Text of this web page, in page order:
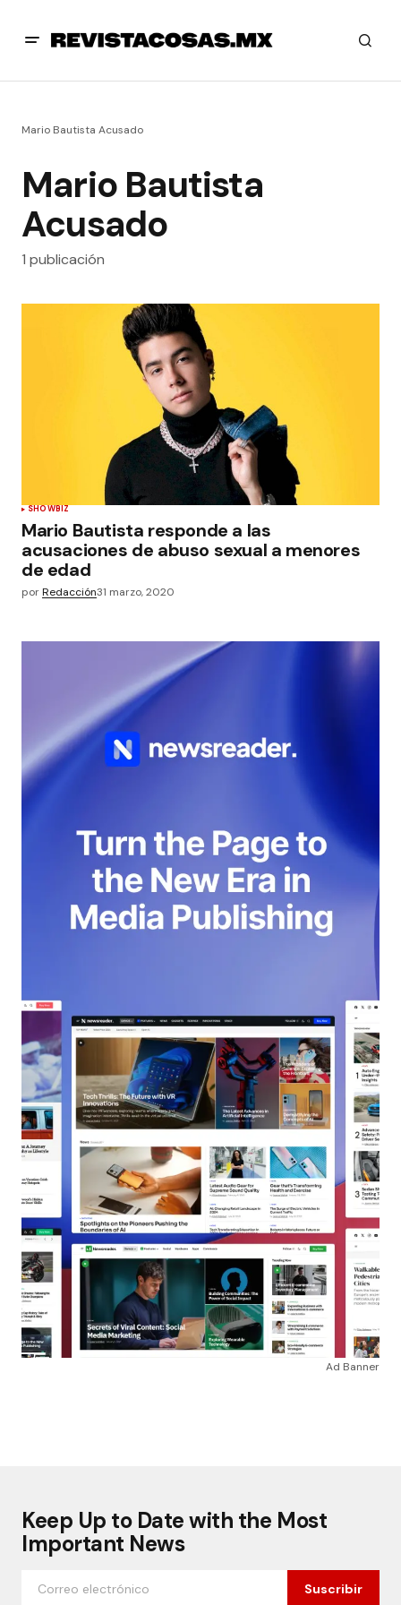
Mario Bautista Acusado
Mario Bautista
Acusado
1 publicación
SHOWBIZ
Mario Bautista responde a las
acusaciones de abuso sexual a menores
de edad
porRedacción31 marzo, 2020
Ad Banner
Keep Up to Date with the Most
Important News
Suscribir